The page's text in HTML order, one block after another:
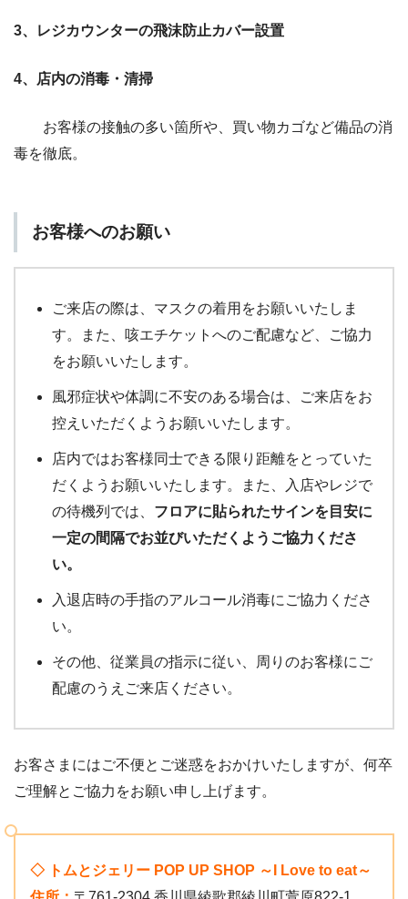
3、レジカウンターの飛沫防止カバー設置
4、店内の消毒・清掃
お客様の接触の多い箇所や、買い物カゴなど備品の消
毒を徹底。
お客様へのお願い
ご来店の際は、マスクの着用をお願いいたしま
す。また、咳エチケットへのご配慮など、ご協力
をお願いいたします。
風邪症状や体調に不安のある場合は、ご来店をお
控えいただくようお願いいたします。
店内ではお客様同士できる限り距離をとっていた
だくようお願いいたします。また、入店やレジで
の待機列では、 フロアに貼られたサインを目安に
一定の間隔でお並びいただくようご協力くださ
い。
入退店時の手指のアルコール消毒にご協力くださ
い。
その他、従業員の指示に従い、周りのお客様にご
配慮のうえご来店ください。
お客さまにはご不便とご迷惑をおかけいたしますが、何卒
ご理解とご協力をお願い申し上げます。
◇ トムとジェリー POP UP SHOP ～I Love to eat～